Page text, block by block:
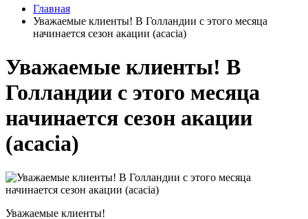
Главная
Уважаемые клиенты! В Голландии с этого месяца
начинается сезон акации (acacia)
Уважаемые клиенты! В
Голландии с этого месяца
начинается сезон акации
(acacia)
Уважаемые клиенты!